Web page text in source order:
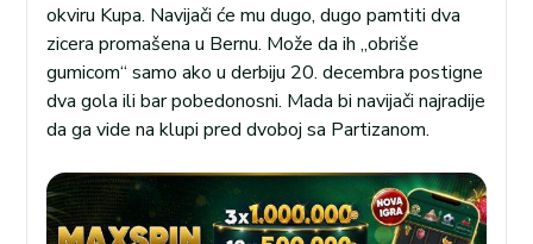
okviru Kupa. Navijači će mu dugo, dugo pamtiti dva
zicera promašena u Bernu. Može da ih „obriše
gumicom“ samo ako u derbiju 20. decembra postigne
dva gola ili bar pobedonosni. Mada bi navijači najradije
da ga vide na klupi pred dvoboj sa Partizanom.